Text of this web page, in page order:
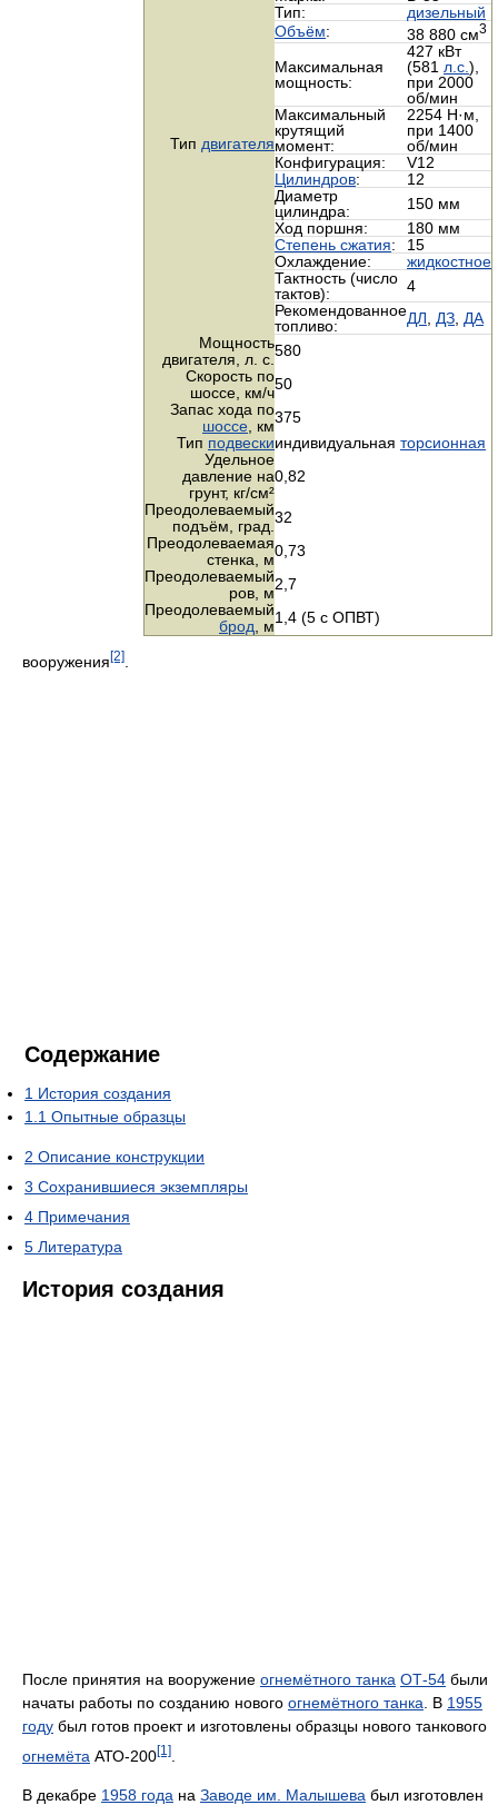
Тип двигателя
Тип:
дизельный
Объём: 38 880 см3
Максимальная
мощность:
427 кВт
(581 л.с. ),
при 2000
об/мин
Максимальный
крутящий
момент:
2254 Н·м,
при 1400
об/мин
Конфигурация:
V12
Цилиндров:
12
Диаметр
цилиндра:
150 мм
Ход поршня:
180 мм
Cтепень сжатия:
15
Охлаждение:
жидкостное
Тактность (число
тактов):
4
Рекомендованное
топливо:
ДЛ ДЗ ДА
Мощность
двигателя, л. с. 580
Скорость по
шоссе, км/ч50
Запас хода по
шоссе , км375
Тип подвескииндивидуальная торсионная
Удельное
давление на
грунт, кг/см²
0,82
Преодолеваемый
подъём, град. 32
Преодолеваемая
стенка, м0,73
Преодолеваемый
ров, м2,7
Преодолеваемый
брод , м1,4 (5 с ОПВТ)
вооружения[2]
Содержание
1 История создания
1.1 Опытные образцы
2 Описание конструкции
3 Сохранившиеся экземпляры
4 Примечания
5 Литература
История создания
После принятия на вооружение огнемётного танка ОТ-54 были
начаты работы по созданию нового огнемётного танка . В 1955
году был готов проект и изготовлены образцы нового танкового
огнемёта АТО-200[1]
В декабре 1958 года на Заводе им. Малышева был изготовлен